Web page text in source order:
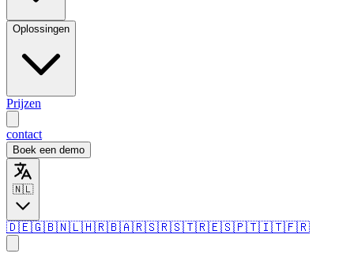
Oplossingen
Prijzen
contact
Boek een demo
🇳🇱
🇩🇪🇬🇧🇳🇱🇭🇷🇧🇦🇷🇸🇷🇸🇹🇷🇪🇸🇵🇹🇮🇹🇫🇷